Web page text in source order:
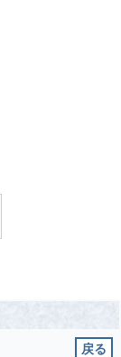
戻る